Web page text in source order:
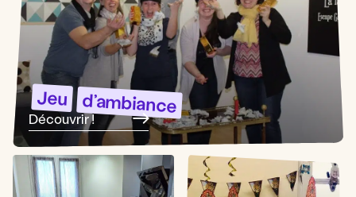
Jeu d’ambiance
Découvrir !